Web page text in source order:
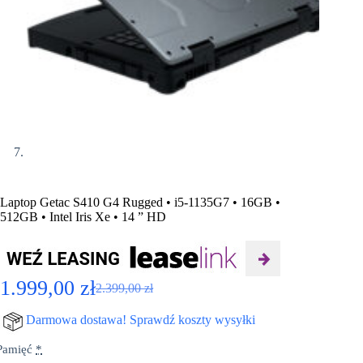
Laptop Getac S410 G4 Rugged • i5-1135G7 • 16GB •
512GB • Intel Iris Xe • 14 ” HD
2.399,00zł
Pierwotna
cena
1.999,00 zł
Aktualna
cena
Darmowa dostawa! Sprawdź koszty wysyłki
*